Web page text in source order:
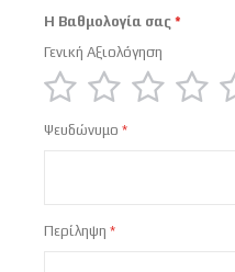
Η Βαθμολογία σας
Γενική Αξιολόγηση
star
stars
stars
stars
stars
Ψευδώνυμο
Περίληψη